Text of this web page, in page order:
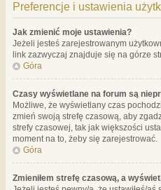
Preferencje i ustawienia
Jak zmienić moje ustawienia?
Jeżeli jesteś zarejestrowanym
link zazwyczaj znajduje się na górze
Góra
Czasy wyświetlane na forum są
Możliwe, że wyświetlany czas
zmień swoją strefę czasową, aby
strefy czasowej, tak jak większości
moment na to, żeby się zarejestrować.
Góra
Zmieniłem strefę czasową, a